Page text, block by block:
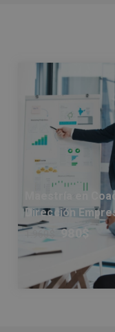
Maestría en
Dirección
980$